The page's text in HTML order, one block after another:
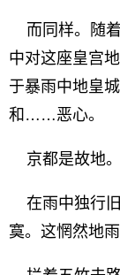
而同样。随
中对这座皇宫
于暴雨中地皇
和……恶心。
京都是故地。
在雨中独行
寞。这惘然地